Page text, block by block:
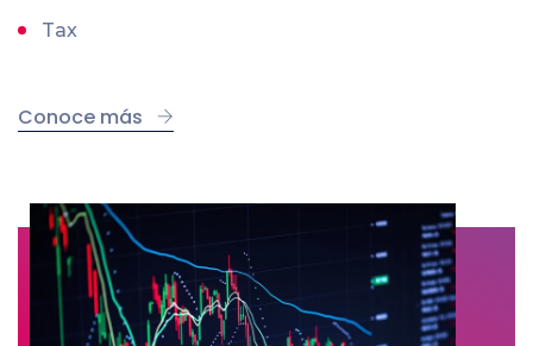
Tax
Conoce más